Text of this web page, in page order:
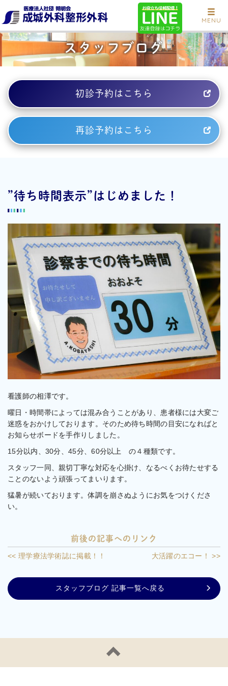
MENU
スタッフブログ
初診予約はこちら
再診予約はこちら
”待ち時間表示”はじめました！
看護師の相澤です。
曜日・時間帯によっては混み合うことがあり、患者様には大変ご
迷惑をおかけしております。そのため待ち時間の目安になればと
お知らせボードを手作りしました。
15分以内、30分、45分、60分以上 の４種類です。
スタッフ一同、親切丁寧な対応を心掛け、なるべくお待たせする
ことのないよう頑張ってまいります。
猛暑が続いております。体調を崩さぬようにお気をつけくださ
い。
前後の記事へのリンク
<< 理学療法学術誌に掲載！！ 大活躍のエコー！ >>
スタッフブログ 記事一覧へ戻る